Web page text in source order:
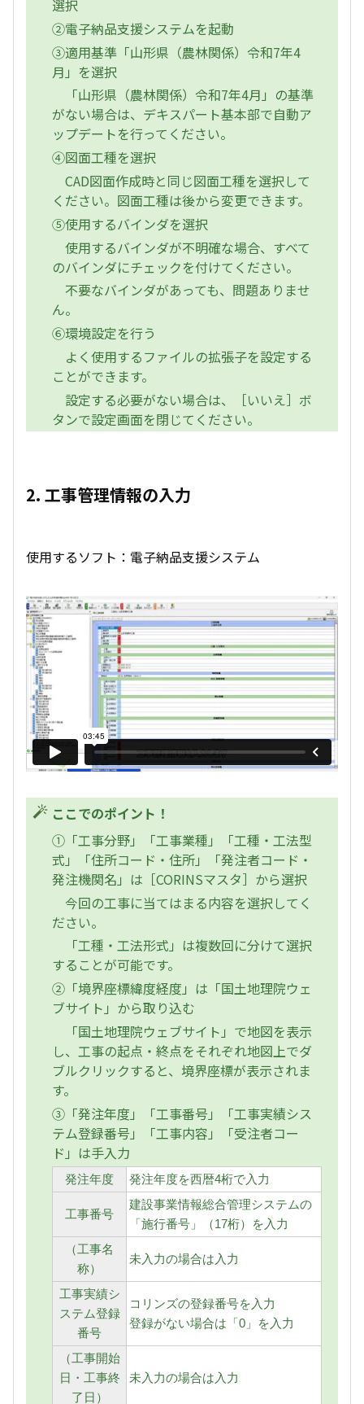
選択
②電子納品支援システムを起動
③適用基準「山形県（農林関係）令和7年4
月」を選択
「山形県（農林関係）令和7年4月」の基準
がない場合は、デキスパート基本部で自動ア
ップデートを行ってください。
④図面工種を選択
CAD図面作成時と同じ図面工種を選択して
ください。図面工種は後から変更できます。
⑤使用するバインダを選択
使用するバインダが不明確な場合、すべて
のバインダにチェックを付けてください。
不要なバインダがあっても、問題ありませ
ん。
⑥環境設定を行う
よく使用するファイルの拡張子を設定する
ことができます。
設定する必要がない場合は、［いいえ］ボ
タンで設定画面を閉じてください。
2. 工事管理情報の入力
使用するソフト：電子納品支援システム
ここでのポイント！
①「工事分野」「工事業種」「工種・工法型
式」「住所コード・住所」「発注者コード・
発注機関名」は［CORINSマスタ］から選択
今回の工事に当てはまる内容を選択してく
ださい。
「工種・工法形式」は複数回に分けて選択
することが可能です。
②「境界座標緯度経度」は「国土地理院ウェ
ブサイト」から取り込む
「国土地理院ウェブサイト」で地図を表示
し、工事の起点・終点をそれぞれ地図上でダ
ブルクリックすると、境界座標が表示されま
す。
③「発注年度」「工事番号」「工事実績シス
テム登録番号」「工事内容」「受注者コー
ド」は手入力
発注年度 発注年度を西暦4桁で入力
工事番号
建設事業情報総合管理システムの
「施行番号」（17桁）を入力
（工事名
称）
未入力の場合は入力
工事実績シ
ステム登録
番号
コリンズの登録番号を入力
登録がない場合は「0」を入力
（工事開始
日・工事終
了日）
未入力の場合は入力